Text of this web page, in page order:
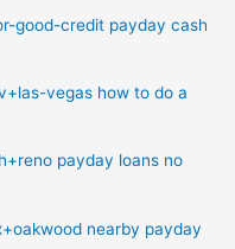
good-credit payday cash
vegas how to do a
payday loans no
nearby payday